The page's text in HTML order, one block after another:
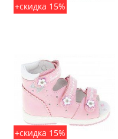
+скидка 15%
+скидка 15%